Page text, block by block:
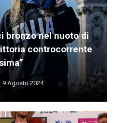
bronzo nel nuoto di
controcorrente
9 Agosto 2024